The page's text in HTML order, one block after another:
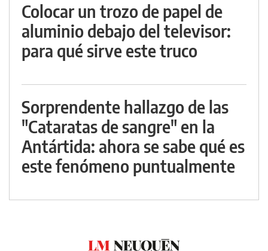
Colocar un trozo de papel de
aluminio debajo del televisor:
para qué sirve este truco
Sorprendente hallazgo de las
"Cataratas de sangre" en la
Antártida: ahora se sabe qué es
este fenómeno puntualmente